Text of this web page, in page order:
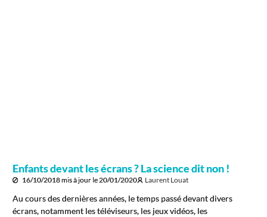
Enfants devant les écrans ? La science dit non !
16/10/2018mis à jour le20/01/2020 Laurent Louat
Au cours des dernières années, le temps passé devant divers
écrans, notamment les téléviseurs, les jeux vidéos, les